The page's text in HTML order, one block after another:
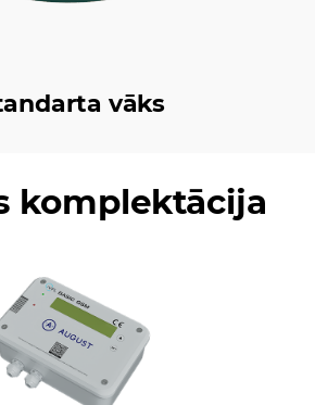
vāks
komplektācija